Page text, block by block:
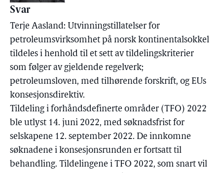
Svar
Terje Aasland: Utvinningstillatelser for
petroleumsvirksomhet på norsk kontinentalsokkel
tildeles i henhold til et sett av tildelingskriterier
som følger av gjeldende regelverk;
petroleumsloven, med tilhørende forskrift, og EUs
konsesjonsdirektiv.
Tildeling i forhåndsdefinerte områder (TFO) 2022
ble utlyst 14. juni 2022, med søknadsfrist for
selskapene 12. september 2022. De innkomne
søknadene i konsesjonsrunden er fortsatt til
behandling. Tildelingene i TFO 2022, som snart vil